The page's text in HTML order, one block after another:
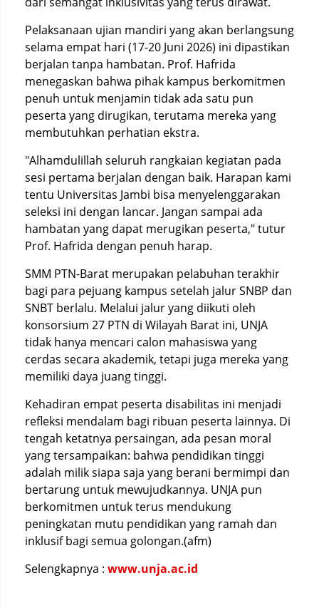
Pelaksanaan ujian mandiri yang akan berlangsung
selama empat hari (17-20 Juni 2026) ini dipastikan
berjalan tanpa hambatan. Prof. Hafrida
menegaskan bahwa pihak kampus berkomitmen
penuh untuk menjamin tidak ada satu pun
peserta yang dirugikan, terutama mereka yang
membutuhkan perhatian ekstra.
"Alhamdulillah seluruh rangkaian kegiatan pada
sesi pertama berjalan dengan baik. Harapan kami
tentu Universitas Jambi bisa menyelenggarakan
seleksi ini dengan lancar. Jangan sampai ada
hambatan yang dapat merugikan peserta," tutur
Prof. Hafrida dengan penuh harap.
SMM PTN-Barat merupakan pelabuhan terakhir
bagi para pejuang kampus setelah jalur SNBP dan
SNBT berlalu. Melalui jalur yang diikuti oleh
konsorsium 27 PTN di Wilayah Barat ini, UNJA
tidak hanya mencari calon mahasiswa yang
cerdas secara akademik, tetapi juga mereka yang
memiliki daya juang tinggi.
Kehadiran empat peserta disabilitas ini menjadi
refleksi mendalam bagi ribuan peserta lainnya. Di
tengah ketatnya persaingan, ada pesan moral
yang tersampaikan: bahwa pendidikan tinggi
adalah milik siapa saja yang berani bermimpi dan
bertarung untuk mewujudkannya. UNJA pun
berkomitmen untuk terus mendukung
peningkatan mutu pendidikan yang ramah dan
inklusif bagi semua golongan.(afm)
Selengkapnya : www.unja.ac.id